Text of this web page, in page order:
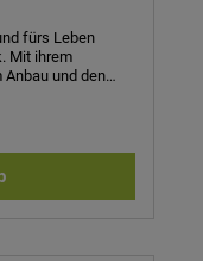
fürs Leben
Mit ihrem
und den
lang.